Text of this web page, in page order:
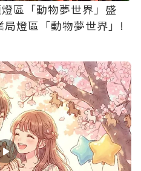
區「動物夢世界」盛
燈區「動物夢世界」!